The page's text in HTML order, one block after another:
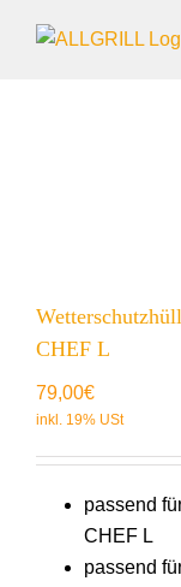
Inhalt
CHEF L
79,00€
passend
CHEF L
passend